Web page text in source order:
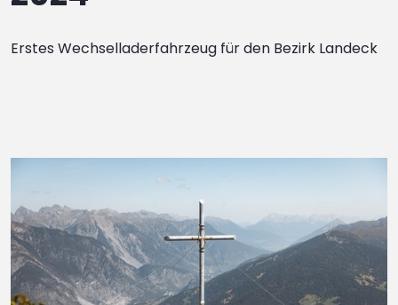
Erstes Wechselladerfahrzeug für den Bezirk Landeck